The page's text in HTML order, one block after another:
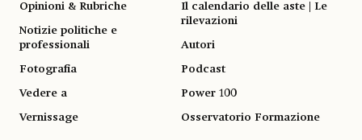
Opinioni & Rubriche
Notizie politiche e
professionali
Fotografia
Vedere a
Vernissage
Il calendario delle aste | Le
rilevazioni
Autori
Podcast
Power 100
Osservatorio Formazione